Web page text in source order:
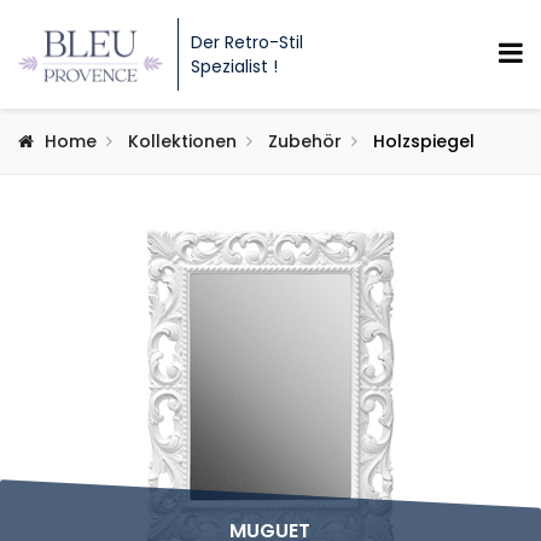
Der Retro-Stil
Spezialist !
Home Kollektionen Zubehör Holzspiegel
MUGUET